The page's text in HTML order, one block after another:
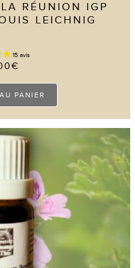
RÉUNION IGP
LEICHNIG
€
PANIER